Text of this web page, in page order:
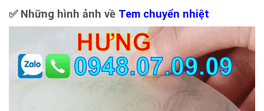
✅ Những hình ảnh về Tem chuyển nhiệt